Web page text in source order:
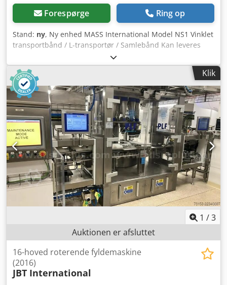
Forespørge Ring op
Stand: ny, Ny enhed MASS International Model NS1 Vinklet
transportbånd / L-transportør / Samlebånd Kan leveres
hurtigt Justerbart vinkelt transportbånd NS1 med
opsamlingsplader i indløbsområdet Eksempel som vist:
Indløbssektion: 600 mm Dsdpfxouip Ils An Nokr Stigedel:
1300 mm Nyttebredde: 250 mm Yderbredde: 305 mm
(uden motor) Højdejusterbar afgangshøjde: 750 - 1050 mm
Justerbar vinkel mellem indløbs- og stigedel Variabel
hældningsvinkel Medbringerhøjde: 30 mm Afstand mellem
medbringere: 500 mm Båndhastighed: 3 m/min Mobil på
styrehjul med bremse Tredelt tragtplade til
indløbssektionen Den angivne pris gælder for NS1. Flere
vinkelforsendere i andre dimensioner kan bestilles – se
listen på billede 2. Kundens specialmål er intet problem.
Klik
1 /3
Auktionen er afsluttet
16-hoved roterende fyldemaskine
(2016)
JBT International